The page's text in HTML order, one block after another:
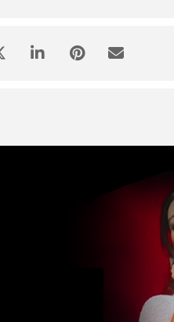
e verità a tutte le